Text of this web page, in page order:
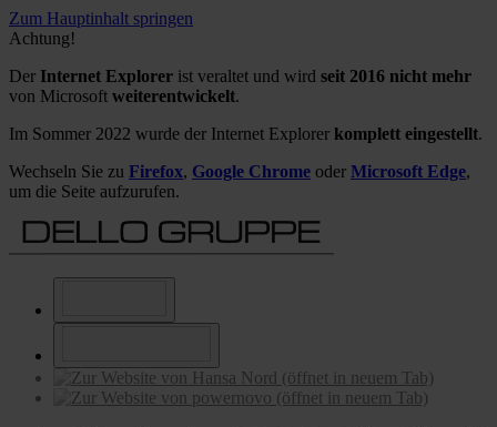
Zum Hauptinhalt springen
Achtung!
Der Internet Explorer ist veraltet und wird seit 2016 nicht mehr
von Microsoft weiterentwickelt.
Im Sommer 2022 wurde der Internet Explorer komplett eingestellt.
Wechseln Sie zu Firefox, Google Chrome oder Microsoft Edge,
um die Seite aufzurufen.